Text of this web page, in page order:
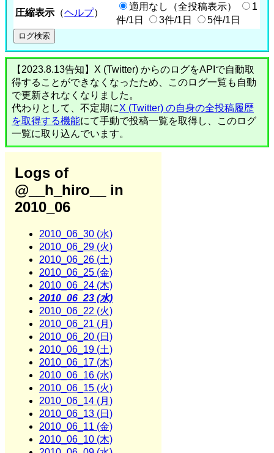
圧縮表示 （ヘルプ）
適用なし（全投稿表示）
1
件/1日
3件/1日 5件/1日
【2023.8.13告知】X (Twitter) からのログをAPIで自動取
得することができなくなったため、このログ一覧も自動
で更新されなくなりました。
代わりとして、不定期にX (Twitter) の自身の全投稿履歴
を取得する機能にて手動で投稿一覧を取得し、このログ
一覧に取り込んでいます。
Logs of
@__h_hiro__ in
2010_06
2010_06_30 (水)
2010_06_29 (火)
2010_06_26 (土)
2010_06_25 (金)
2010_06_24 (木)
2010_06_23 (水)
2010_06_22 (火)
2010_06_21 (月)
2010_06_20 (日)
2010_06_19 (土)
2010_06_17 (木)
2010_06_16 (水)
2010_06_15 (火)
2010_06_14 (月)
2010_06_13 (日)
2010_06_11 (金)
2010_06_10 (木)